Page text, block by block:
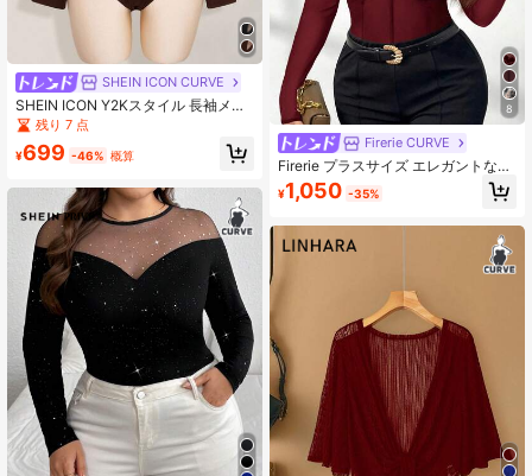
SHEIN ICON CURVE
SHEIN ICON Y2Kスタイル 長袖メッ
シュパッチワークボディスーツ、セ
クシーなメッシュボディスーツ ハロ
ウィン、ハロウィンコスチューム、
残り 7 点
¥699 -46% 概算
8
Firerie CURVE
Firerie プラスサイズ エレガントなオ
フィスカジュアル 上品 ハイエンド
アフタヌーンティー 少し セクシー
ティー ブラック 無地 メッシュ レー
スアップ ホロー デザイン トップ
ス、ホリデー、新年会、パーティ
ー、エレガントなオフィス、フェア
リーに適しています
¥1,050 -35%